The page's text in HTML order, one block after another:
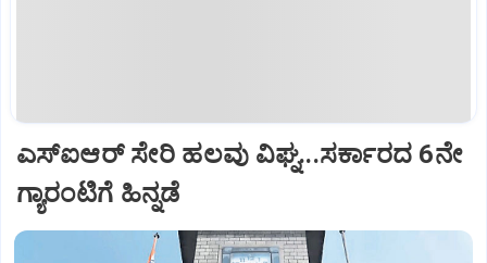
ಎಸ್‌ಐಆರ್‌ ಸೇರಿ ಹಲವು ವಿಘ್ನ...ಸರ್ಕಾರದ 6ನೇ
ಗ್ಯಾರಂಟಿಗೆ ಹಿನ್ನಡೆ